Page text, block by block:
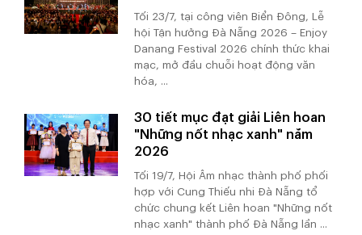
Tối 23/7, tại công viên Biển Đông, Lễ
hội Tận hưởng Đà Nẵng 2026 – Enjoy
Danang Festival 2026 chính thức khai
mạc, mở đầu chuỗi hoạt động văn
hóa, ...
30 tiết mục đạt giải Liên hoan
"Những nốt nhạc xanh" năm
2026
Tối 19/7, Hội Âm nhạc thành phố phối
hợp với Cung Thiếu nhi Đà Nẵng tổ
chức chung kết Liên hoan "Những nốt
nhạc xanh" thành phố Đà Nẵng lần ...